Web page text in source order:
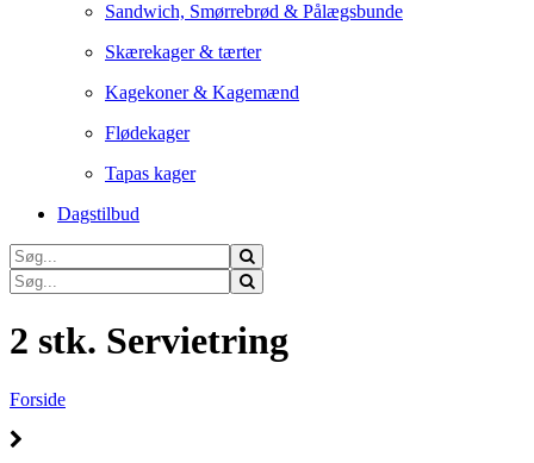
Sandwich, Smørrebrød & Pålægsbunde
Skærekager & tærter
Kagekoner & Kagemænd
Flødekager
Tapas kager
Dagstilbud
2 stk. Servietring
Forside